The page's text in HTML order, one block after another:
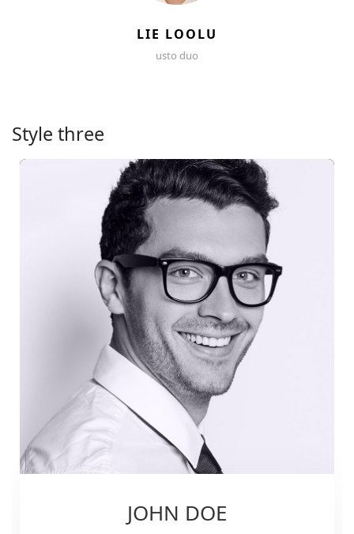
LIE LOOLU
usto duo
Style three
JOHN DOE